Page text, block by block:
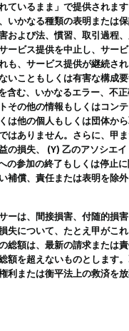
ているまま」で提供されま
いかなる種類の表明または
および法、慣習、取引過程
ービス提供を中止し、サー
も、サービス提供が継続さ
いこともしくは有害な構成
含む、いかなるエラー、不
その他の情報もしくはコン
は他の個人もしくは団体か
はありません。さらに、甲
の損失、 (Y) 乙のアソシエ
の参加の終了もしくは停止
補償、責任または表明を除
ーは、間接損害、付随的損
失について、たとえ甲がこ
総額は、最新の請求または
額を超えないものとします
利または衡平法上の救済を